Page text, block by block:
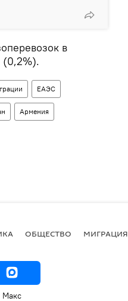
в
(0,2%).
ЕАЭС
Армения
ОБЩЕСТВО МИГРАЦИЯ
Макс